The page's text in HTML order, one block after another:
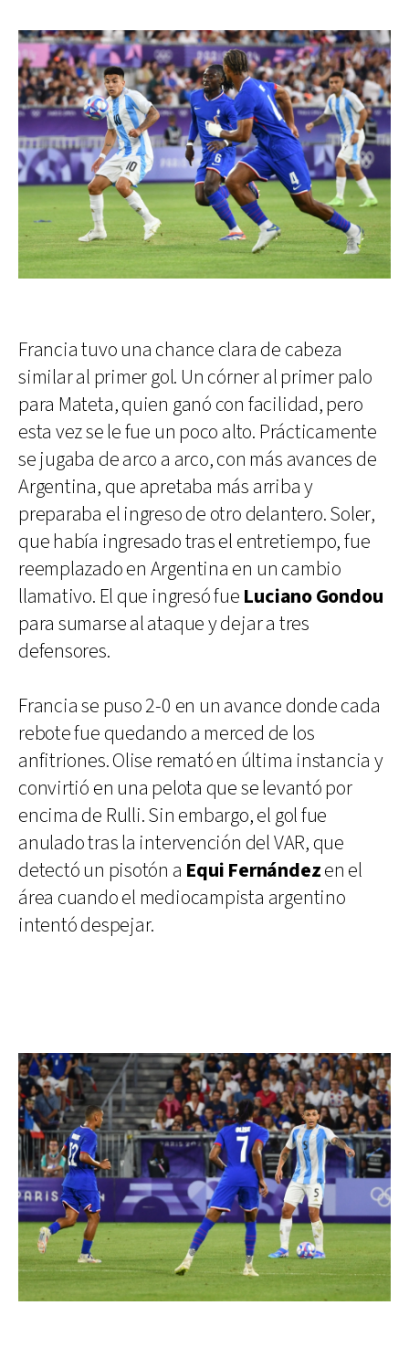
Francia tuvo una chance clara de cabeza
similar al primer gol. Un córner al primer palo
para Mateta, quien ganó con facilidad, pero
esta vez se le fue un poco alto. Prácticamente
se jugaba de arco a arco, con más avances de
Argentina, que apretaba más arriba y
preparaba el ingreso de otro delantero. Soler,
que había ingresado tras el entretiempo, fue
reemplazado en Argentina en un cambio
llamativo. El que ingresó fue Luciano Gondou
para sumarse al ataque y dejar a tres
defensores.
Francia se puso 2-0 en un avance donde cada
rebote fue quedando a merced de los
anfitriones. Olise remató en última instancia y
convirtió en una pelota que se levantó por
encima de Rulli. Sin embargo, el gol fue
anulado tras la intervención del VAR, que
detectó un pisotón a Equi Fernándezen el
área cuando el mediocampista argentino
intentó despejar.